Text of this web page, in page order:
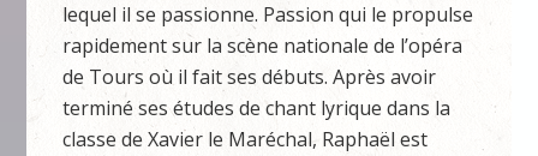
lequel il se passionne. Passion qui le propulse
rapidement sur la scène nationale de l’opéra
de Tours où il fait ses débuts. Après avoir
terminé ses études de chant lyrique dans la
classe de Xavier le Maréchal, Raphaël est